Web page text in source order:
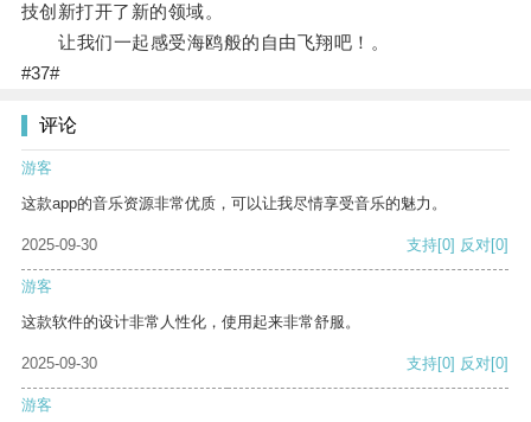
技创新打开了新的领域。
让我们一起感受海鸥般的自由飞翔吧！。
#37#
评论
游客
这款app的音乐资源非常优质，可以让我尽情享受音乐的魅力。
2025-09-30 支持[0] 反对[0]
游客
这款软件的设计非常人性化，使用起来非常舒服。
2025-09-30 支持[0] 反对[0]
游客